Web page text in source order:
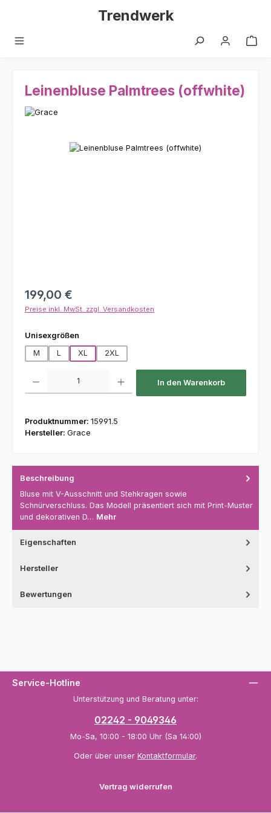
Zum Hauptinhalt springenTrendwerk
Leinenbluse Palmtrees (offwhite)
Bildergalerie überspringen
Regulärer Preis:
199,00 €
Preise inkl. MwSt. zzgl. Versandkosten
Unisexgrößen
M
L XL 2XL
In den Warenkorb
Produktnummer: 15991.5
Hersteller: Grace
Beschreibung
Bluse mit V-Ausschnitt und Stehkragen sowie
Schnürverschluss. Das Modell präsentiert sich mit Print-Muster
und dekorativen D… Mehr
Eigenschaften
Hersteller
Bewertungen
Service-Hotline
Unterstützung und Beratung unter:
02242 - 9049346
Mo-Sa, 10:00 - 18:00 Uhr (Sa 14:00)
Oder über unser Kontaktformular.
Vertrag widerrufen